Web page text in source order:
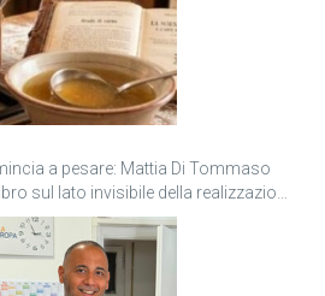
a pesare: Mattia Di Tommaso
sul lato invisibile della realizzazione